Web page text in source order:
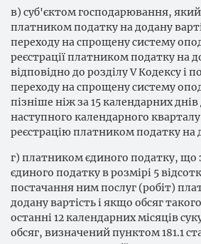
в) суб'єктом господарювання,
платником податку на додану
переходу на спрощену систему
реєстрації платником податку на
відповідно до розділу V Кодексу і
переходу на спрощену систему
пізніше ніж за 15 календарних
наступного календарного
реєстрацію платником податку на
г) платником єдиного податку, що
єдиного податку в розмірі 5
постачання ним послуг (робіт)
додану вартість і якщо обсяг
останні 12 календарних місяців
обсяг, визначений пунктом 181.1